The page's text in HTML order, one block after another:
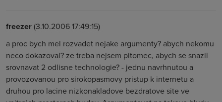
freezer(3.10.2006 17:49:15)
a proc bych mel rozvadet nejake argumenty? abych nekomu
neco dokazoval? ze treba nejsem pitomec, abych se snazil
srovnavat 2 odlisne technologie? - jednu navrhnutou a
provozovanou pro sirokopasmovy pristup k internetu a
druhou pro lacine nizkonakladove bezdratove site ve